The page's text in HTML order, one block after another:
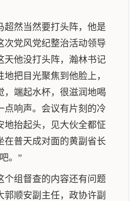
超然当然要打头阵，他是
次党风党纪整治活动领导
天他没打头阵，瀚林书记
把目光聚焦到他脸上，
，端起水杯，很滋润地喝
点响声。会议有片刻的冷
地抬起头，见大伙全都怔
在普天成对面的黄副省长
。”
个组督查的内容还有问题
郭顺安副主任，政协许副